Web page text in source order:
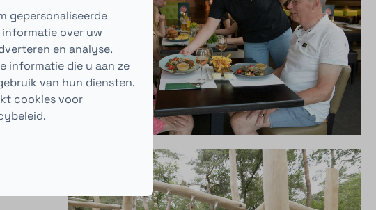
te
gepersonaliseerde
over uw
en analyse.
informatie die u aan ze
van hun diensten.
cookies voor